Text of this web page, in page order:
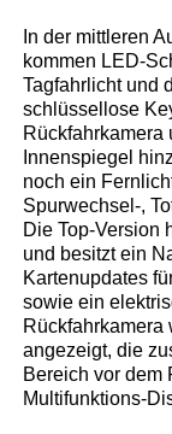
In der mittleren
kommen LED-
Tagfahrlicht und
schlüssellose
Rückfahrkamera
Innenspiegel
noch ein
Spurwechsel-,
Die Top-Version
und besitzt ein
Kartenupdates
sowie ein
Rückfahrkamera
angezeigt, die
Bereich vor dem
Multifunktions-